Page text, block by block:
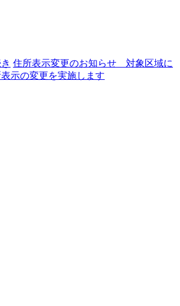
住所表示変更のお知らせ 対象区域に
示の変更を実施します